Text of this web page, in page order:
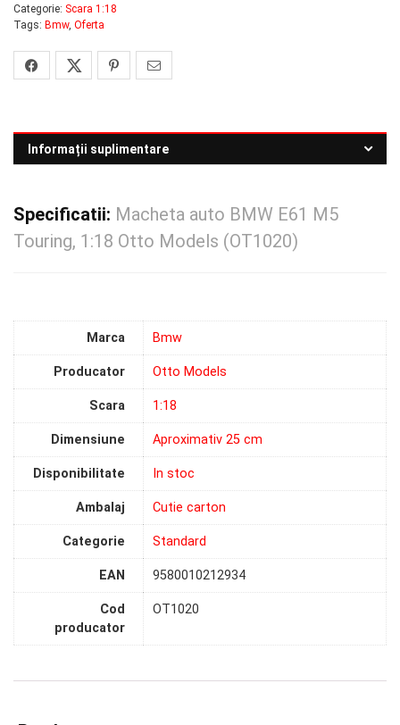
Categorie: Scara 1:18
Tags: Bmw, Oferta
Informații suplimentare
Specificatii: Macheta auto BMW E61 M5
Touring, 1:18 Otto Models (OT1020)
Marca Bmw
Producator Otto Models
Scara 1:18
Dimensiune Aproximativ 25 cm
Disponibilitate In stoc
Ambalaj Cutie carton
Categorie Standard
EAN 9580010212934
Cod
producator
OT1020